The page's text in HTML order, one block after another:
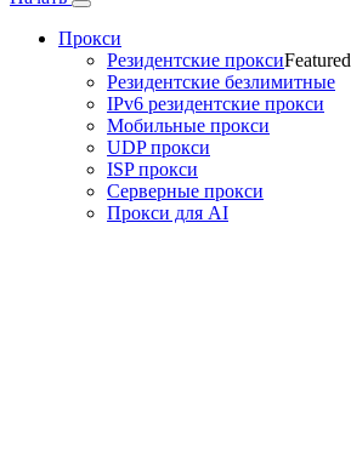
Прокси
Резидентские проксиFeatured
Резидентские безлимитные
IPv6 резидентские прокси
Мобильные прокси
UDP прокси
ISP прокси
Серверные прокси
Прокси для AI